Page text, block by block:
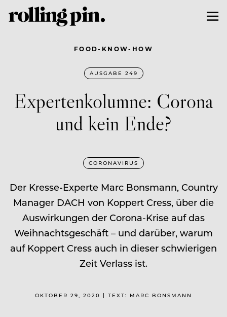
FOOD-KNOW-HOW
AUSGABE 249
Expertenkolumne: Corona
und kein Ende?
CORONAVIRUS
Der Kresse-Experte Marc Bonsmann, Country
Manager DACH von Koppert Cress, über die
Auswirkungen der Corona-Krise auf das
Weihnachtsgeschäft – und darüber, warum
auf Koppert Cress auch in dieser schwierigen
Zeit Verlass ist.
OKTOBER 29, 2020 | TEXT: MARC BONSMANN